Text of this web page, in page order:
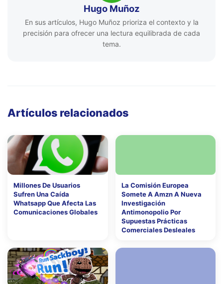
Hugo Muñoz
En sus artículos, Hugo Muñoz prioriza el contexto y la
precisión para ofrecer una lectura equilibrada de cada
tema.
Artículos relacionados
Millones De Usuarios
Sufren Una Caída
Whatsapp Que Afecta Las
Comunicaciones Globales
La Comisión Europea
Somete A Amzn A Nueva
Investigación
Antimonopolio Por
Supuestas Prácticas
Comerciales Desleales